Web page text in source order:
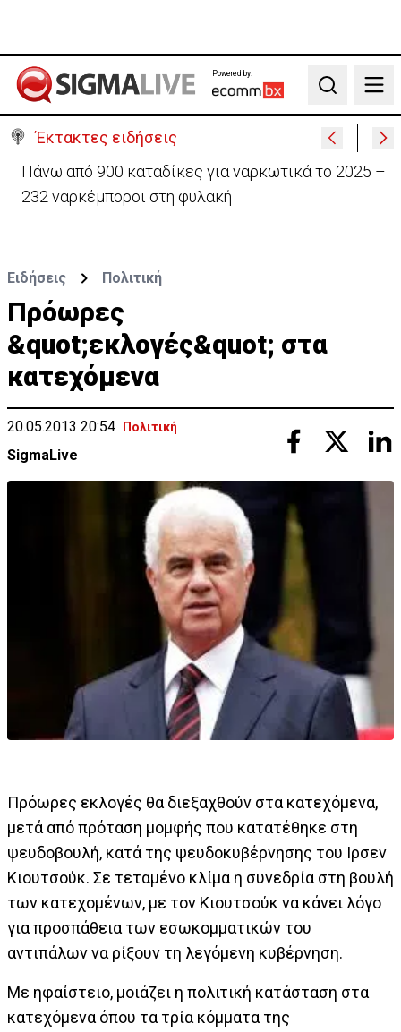
Powered by:
Search
Έκτακτες ειδήσεις
Θέλει να ξαναζωντανέψει την «Corner» o
Προύντζος - «Πληγώνει τις αναμνήσεις»
Ειδήσεις Πολιτική
Πρόωρες
&quot;εκλογές&quot; στα
κατεχόμενα
20.05.2013 20:54 Πολιτική
SigmaLive
Πρόωρες εκλογές θα διεξαχθούν στα κατεχόμενα,
μετά από πρόταση μομφής που κατατέθηκε στη
ψευδοβουλή, κατά της ψευδοκυβέρνησης του Ιρσεν
Κιουτσούκ. Σε τεταμένο κλίμα η συνεδρία στη βουλή
των κατεχομένων, με τον Κιουτσούκ να κάνει λόγο
για προσπάθεια των εσωκομματικών του
αντιπάλων να ρίξουν τη λεγόμενη κυβέρνηση.
Με ηφαίστειο, μοιάζει η πολιτική κατάσταση στα
κατεχόμενα όπου τα τρία κόμματα της